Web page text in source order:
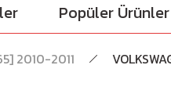
Popüler Ürünler
2010-2011